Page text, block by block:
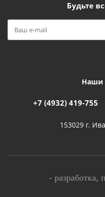
Будьте
Наши
+7 (4932) 419-755
153029 г.
- разработка,